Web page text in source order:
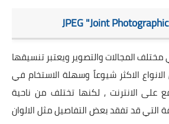
مختلف المجالات والتصوير ويعتبر تنسيقها
الاكثر شيوعاً وسهلة الاستخام في
على الانترنت , لكنها تختلف من ناحية
التي قد تفقد بعض التفاصيل مثل الالوان